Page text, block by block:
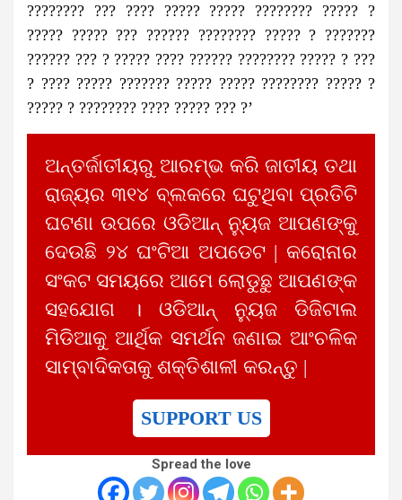
???????? ??? ???? ????? ????? ???????? ????? ?
????? ????? ??? ?????? ???????? ????? ? ???????
?????? ??? ? ????? ???? ?????? ???????? ????? ? ???
? ???? ????? ??????? ????? ????? ???????? ????? ?
????? ? ???????? ???? ????? ??? ?’
ଅନ୍ତର୍ଜାତୀୟରୁ ଆରମ୍ଭ କରି ଜାତୀୟ ତଥା
ରାଜ୍ୟର ୩୧୪ ବ୍ଲକରେ ଘଟୁଥିବା ପ୍ରତିଟି
ଘଟଣା ଉପରେ ଓଡିଆନ୍ ନ୍ୟୁଜ ଆପଣଙ୍କୁ
ଦେଉଛି ୨୪ ଘଂଟିଆ ଅପଡେଟ | କରୋନାର
ସଂକଟ ସମୟରେ ଆମେ ଲୋଡୁଛୁ ଆପଣଙ୍କ
ସହଯୋଗ । ଓଡିଆନ୍ ନ୍ୟୁଜ ଡିଜିଟାଲ
ମିଡିଆକୁ ଆର୍ଥିକ ସମର୍ଥନ ଜଣାଇ ଆଂଚଳିକ
ସାମ୍ବାଦିକତାକୁ ଶକ୍ତିଶାଳୀ କରନ୍ତୁ |
SUPPORT US
Spread the love